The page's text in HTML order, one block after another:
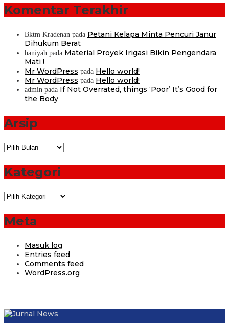
Komentar Terakhir
Bktm Kradenan pada Petani Kelapa Minta Pencuri Janur
Dihukum Berat
haniyah pada Material Proyek Irigasi Bikin Pengendara
Mati !
Mr WordPress pada Hello world!
Mr WordPress pada Hello world!
admin pada If Not Overrated, things ‘Poor’ It’s Good for
the Body
Arsip
Arsip
Kategori
Kategori
Meta
Masuk log
Entries feed
Comments feed
WordPress.org